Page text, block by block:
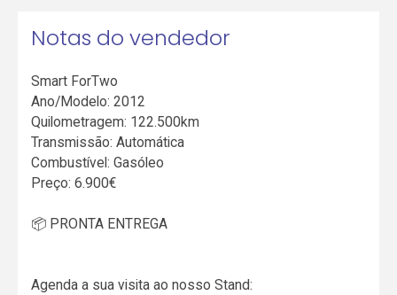
Notas do vendedor
Smart ForTwo
Ano/Modelo: 2012
Quilometragem: 122.500km
Transmissão: Automática
Combustível: Gasóleo
Preço: 6.900€
📦 PRONTA ENTREGA
Agenda a sua visita ao nosso Stand: